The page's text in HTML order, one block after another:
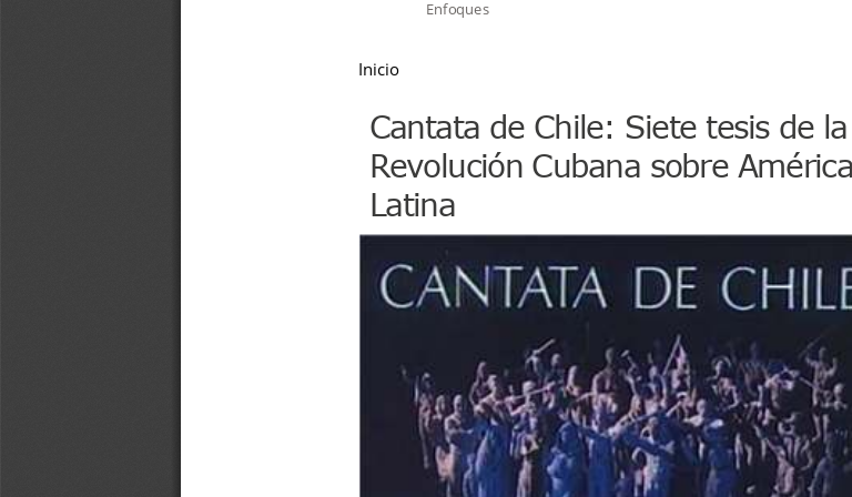
Inicio
Cantata de Chile: Siete tesis de la
Revolución Cubana sobre América
Latina
Enfoques